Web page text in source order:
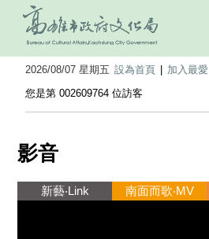
2026/08/07 星期五 設為首頁
加入最愛
您是第 002609764 位訪客
影音
新藝‧Link 南面而歌‧MV